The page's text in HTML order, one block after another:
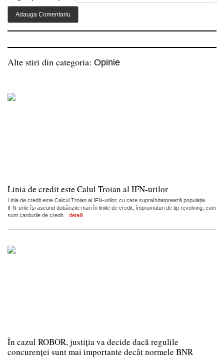
Alte stiri din categoria: Opinie
Linia de credit este Calul Troian al IFN-urilor
Linia de credit este Calcul Troian al IFN-urilor, cu care supraîndatorează populația.
IFN-urile își ascund dobânzile mari în liniile de credit, împrumuturi de tip revolving, cum
sunt cardurile de credit... detalii
În cazul ROBOR, justiția va decide dacă regulile
concurenței sunt mai importante decât normele BNR